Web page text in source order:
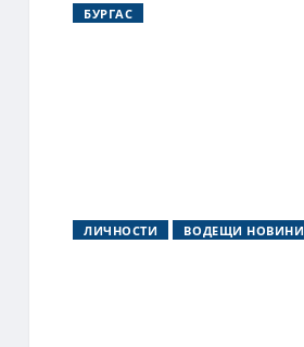
БУРГАС
ЛИЧНОСТИ ВОДЕЩИ НОВИНИ